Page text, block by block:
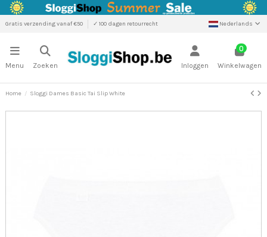
Gratis verzending vanaf €50 ✓ 100 dagen retourrecht Nederlands
Menu Zoeken Inloggen
0
Winkelwagen
Home Sloggi Dames Basic Tai Slip White